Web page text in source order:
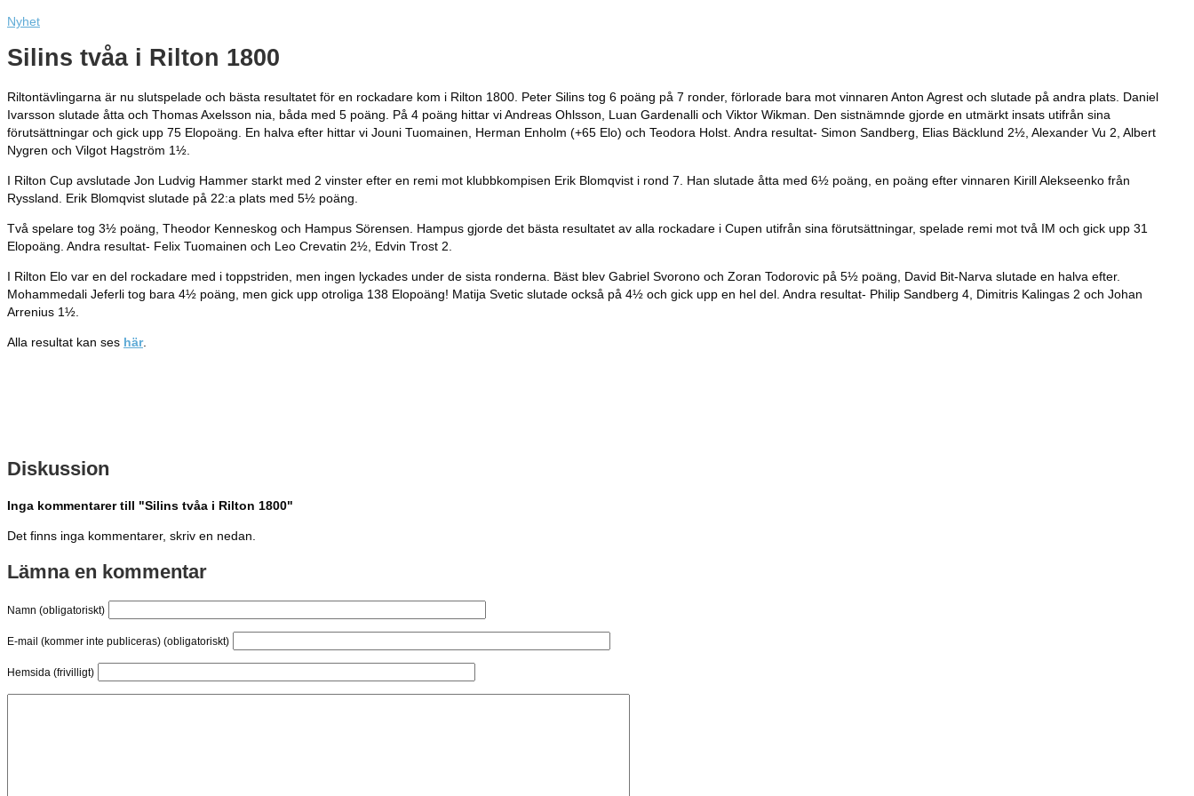
Nyhet
Silins tvåa i Rilton 1800
Riltontävlingarna är nu slutspelade och bästa resultatet för en rockadare kom i Rilton 1800. Peter Silins tog 6 poäng på 7 ronder, förlorade bara mot vinnaren Anton Agrest och slutade på andra plats. Daniel
Ivarsson slutade åtta och Thomas Axelsson nia, båda med 5 poäng. På 4 poäng hittar vi Andreas Ohlsson, Luan Gardenalli och Viktor Wikman. Den sistnämnde gjorde en utmärkt insats utifrån sina
förutsättningar och gick upp 75 Elopoäng. En halva efter hittar vi Jouni Tuomainen, Herman Enholm (+65 Elo) och Teodora Holst. Andra resultat- Simon Sandberg, Elias Bäcklund 2½, Alexander Vu 2, Albert
Nygren och Vilgot Hagström 1½.
I Rilton Cup avslutade Jon Ludvig Hammer starkt med 2 vinster efter en remi mot klubbkompisen Erik Blomqvist i rond 7. Han slutade åtta med 6½ poäng, en poäng efter vinnaren Kirill Alekseenko från
Ryssland. Erik Blomqvist slutade på 22:a plats med 5½ poäng.
Två spelare tog 3½ poäng, Theodor Kenneskog och Hampus Sörensen. Hampus gjorde det bästa resultatet av alla rockadare i Cupen utifrån sina förutsättningar, spelade remi mot två IM och gick upp 31
Elopoäng. Andra resultat- Felix Tuomainen och Leo Crevatin 2½, Edvin Trost 2.
I Rilton Elo var en del rockadare med i toppstriden, men ingen lyckades under de sista ronderna. Bäst blev Gabriel Svorono och Zoran Todorovic på 5½ poäng, David Bit-Narva slutade en halva efter.
Mohammedali Jeferli tog bara 4½ poäng, men gick upp otroliga 138 Elopoäng! Matija Svetic slutade också på 4½ och gick upp en hel del. Andra resultat- Philip Sandberg 4, Dimitris Kalingas 2 och Johan
Arrenius 1½.
Alla resultat kan ses här.
Diskussion
Inga kommentarer till "Silins tvåa i Rilton 1800"
Det finns inga kommentarer, skriv en nedan.
Lämna en kommentar
Namn (obligatoriskt)
E-mail (kommer inte publiceras) (obligatoriskt)
Hemsida (frivilligt)